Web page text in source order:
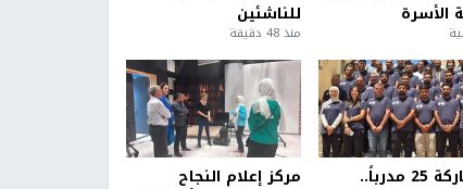
الأسرة
للناشئين
منذ 48 دقيقة
بمشاركة 25 مدرباً..
مركز إعلام النجاح